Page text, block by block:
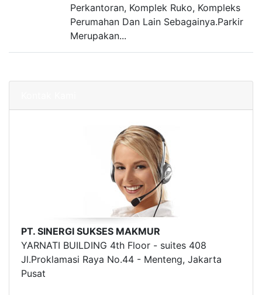
Perkantoran, Komplek Ruko, Kompleks
Perumahan Dan Lain Sebagainya.Parkir
Merupakan...
PT. SINERGI SUKSES MAKMUR
YARNATI BUILDING 4th Floor - suites 408
Jl.Proklamasi Raya No.44 - Menteng, Jakarta
Pusat